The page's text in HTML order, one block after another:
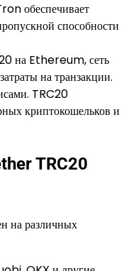
обеспечивает
способности
на Ethereum, сеть
на транзакции.
TRC20
криптокошельков и
TRC20
на различных